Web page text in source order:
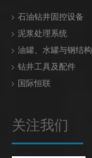
石油钻井固控设备
泥浆处理系统
油罐、水罐与钢结构
钻井工具及配件
国际恒联
关注我们